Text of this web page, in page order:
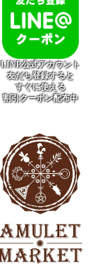
LINE公式アカウント
友だち登録すると
すぐに使える
割引クーポン配布中